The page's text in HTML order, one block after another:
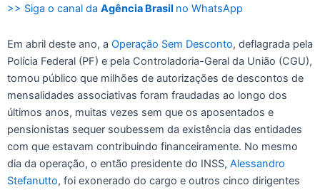
>> Siga o canal da Agência Brasil no WhatsApp
Em abril deste ano, a Operação Sem Desconto, deflagrada pela
Polícia Federal (PF) e pela Controladoria-Geral da União (CGU),
tornou público que milhões de autorizações de descontos de
mensalidades associativas foram fraudadas ao longo dos
últimos anos, muitas vezes sem que os aposentados e
pensionistas sequer soubessem da existência das entidades
com que estavam contribuindo financeiramente. No mesmo
dia da operação, o então presidente do INSS, Alessandro
Stefanutto, foi exonerado do cargo e outros cinco dirigentes